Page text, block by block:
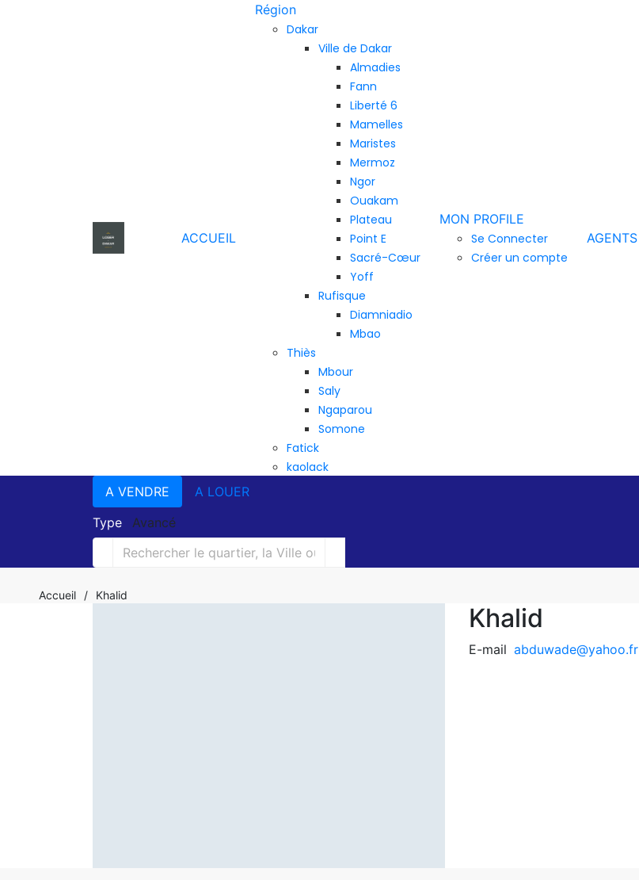
ACCUEIL
Région
Dakar
Ville de Dakar
Almadies
Fann
Liberté 6
Mamelles
Maristes
Mermoz
Ngor
Ouakam
Plateau
Point E
Sacré-Cœur
Yoff
Rufisque
Diamniadio
Mbao
Thiès
Mbour
Saly
Ngaparou
Somone
Fatick
kaolack
MON PROFILE
Se Connecter
Créer un compte
AGENTS
A VENDRE
A LOUER
Type
Avancé
Accueil / Khalid
Khalid
E-mail abduwade@yahoo.fr